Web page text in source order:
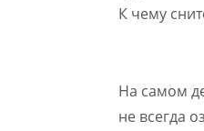
К чему
На самом
не всегда